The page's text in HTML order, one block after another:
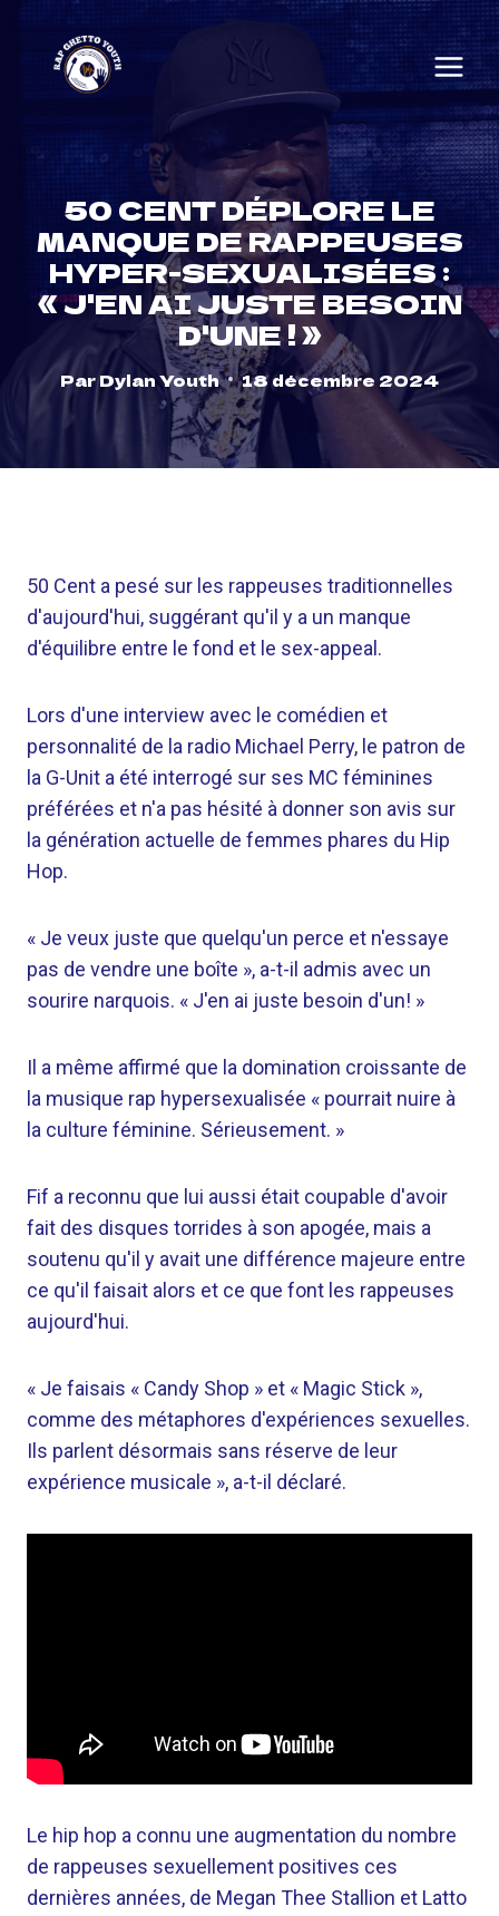
content
50 CENT DÉPLORE LE
MANQUE DE RAPPEUSES
HYPER-SEXUALISÉES :
« J'EN AI JUSTE BESOIN
D'UNE ! »
ParDylan Youth 18 décembre 2024
50 Cent a pesé sur les rappeuses traditionnelles
d'aujourd'hui, suggérant qu'il y a un manque
d'équilibre entre le fond et le sex-appeal.
Lors d'une interview avec le comédien et
personnalité de la radio Michael Perry, le patron de
la G-Unit a été interrogé sur ses MC féminines
préférées et n'a pas hésité à donner son avis sur
la génération actuelle de femmes phares du Hip
Hop.
« Je veux juste que quelqu'un perce et n'essaye
pas de vendre une boîte », a-t-il admis avec un
sourire narquois. « J'en ai juste besoin d'un! »
Il a même affirmé que la domination croissante de
la musique rap hypersexualisée « pourrait nuire à
la culture féminine. Sérieusement. »
Fif a reconnu que lui aussi était coupable d'avoir
fait des disques torrides à son apogée, mais a
soutenu qu'il y avait une différence majeure entre
ce qu'il faisait alors et ce que font les rappeuses
aujourd'hui.
« Je faisais « Candy Shop » et « Magic Stick »,
comme des métaphores d'expériences sexuelles.
Ils parlent désormais sans réserve de leur
expérience musicale », a-t-il déclaré.
Le hip hop a connu une augmentation du nombre
de rappeuses sexuellement positives ces
dernières années, de Megan Thee Stallion et Latto